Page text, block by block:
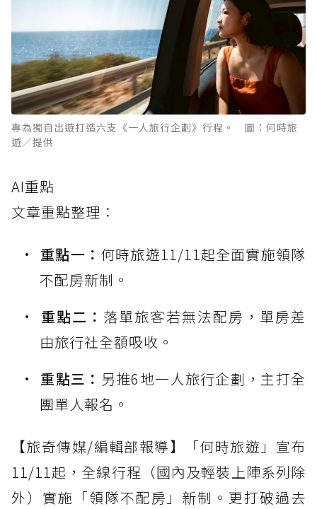
專為獨自出遊打造六支《一人旅行企劃》行程。 圖：何時旅
遊／提供
AI重點
文章重點整理：
重點一： 何時旅遊11/11起全面實施領隊
不配房新制。
重點二： 落單旅客若無法配房，單房差
由旅行社全額吸收。
重點三： 另推6地一人旅行企劃，主打全
團單人報名。
【旅奇傳媒/編輯部報導】「何時旅遊」宣布
11/11起，全線行程（國內及輕裝上陣系列除
外）實施「領隊不配房」新制。更打破過去